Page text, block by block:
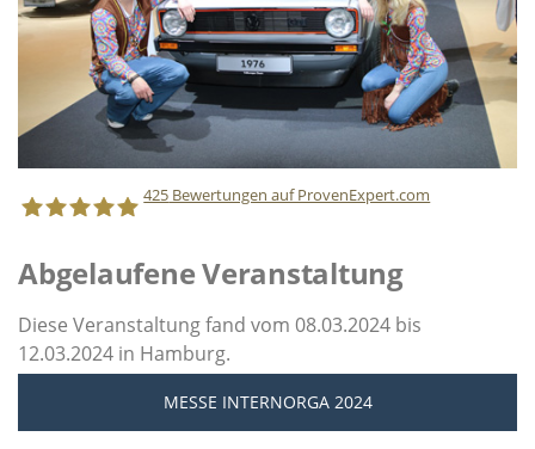
Staff Direct GmbH
425 Bewertungen auf ProvenExpert.com
Abgelaufene Veranstaltung
Diese Veranstaltung fand vom 08.03.2024 bis
12.03.2024 in Hamburg.
MESSE INTERNORGA 2024